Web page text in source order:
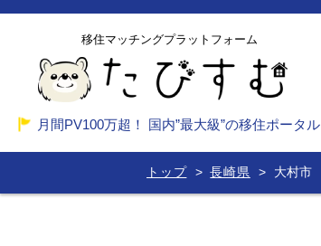
移住マッチングプラットフォーム
月間PV100万超！ 国内”最大級”の移住ポータル
トップ 長崎県 大村市